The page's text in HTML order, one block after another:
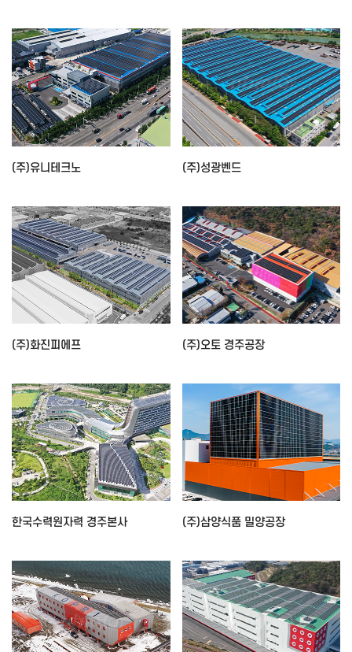
(주)유니테크노 (주)성광벤드
(주)화진피에프 (주)오토 경주공장
한국수력원자력 경주본사 (주)삼양식품 밀양공장